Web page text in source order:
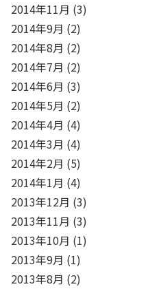
2014年11月 (3)
2014年9月 (2)
2014年8月 (2)
2014年7月 (2)
2014年6月 (3)
2014年5月 (2)
2014年4月 (4)
2014年3月 (4)
2014年2月 (5)
2014年1月 (4)
2013年12月 (3)
2013年11月 (3)
2013年10月 (1)
2013年9月 (1)
2013年8月 (2)